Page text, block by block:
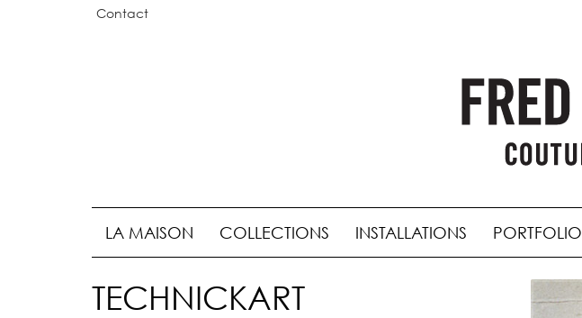
Contact
LA MAISON COLLECTIONS INSTALLATIONS PORTFOLIO
TECHNICKART